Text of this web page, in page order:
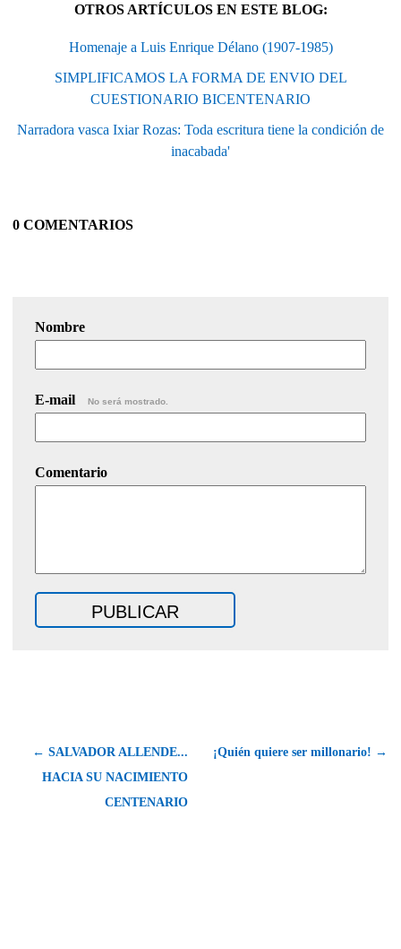
OTROS ARTÍCULOS EN ESTE BLOG:
Homenaje a Luis Enrique Délano (1907-1985)
SIMPLIFICAMOS LA FORMA DE ENVIO DEL
CUESTIONARIO BICENTENARIO
Narradora vasca Ixiar Rozas: Toda escritura tiene la condición de
inacabada'
0 COMENTARIOS
Nombre
E-mail No será mostrado.
Comentario
← SALVADOR ALLENDE...
HACIA SU NACIMIENTO
CENTENARIO
¡Quién quiere ser millonario! →